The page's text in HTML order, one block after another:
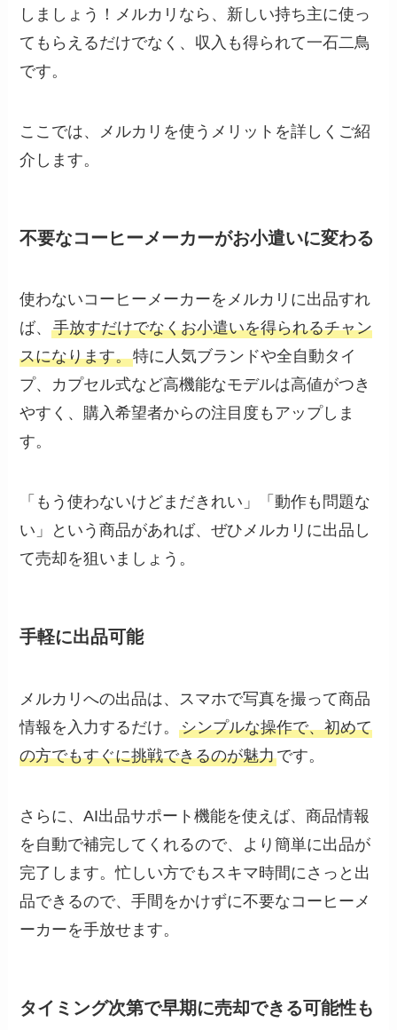
しましょう！メルカリなら、新しい持ち主に使っ
てもらえるだけでなく、収入も得られて一石二鳥
です。
ここでは、メルカリを使うメリットを詳しくご紹
介します。
不要なコーヒーメーカーがお小遣いに変わる
使わないコーヒーメーカーをメルカリに出品すれ
ば、手放すだけでなくお小遣いを得られるチャン
スになります。特に人気ブランドや全自動タイ
プ、カプセル式など高機能なモデルは高値がつき
やすく、購入希望者からの注目度もアップしま
す。
「もう使わないけどまだきれい」「動作も問題な
い」という商品があれば、ぜひメルカリに出品し
て売却を狙いましょう。
手軽に出品可能
メルカリへの出品は、スマホで写真を撮って商品
情報を入力するだけ。シンプルな操作で、初めて
の方でもすぐに挑戦できるのが魅力です。
さらに、AI出品サポート機能を使えば、商品情報
を自動で補完してくれるので、より簡単に出品が
完了します。忙しい方でもスキマ時間にさっと出
品できるので、手間をかけずに不要なコーヒーメ
ーカーを手放せます。
タイミング次第で早期に売却できる可能性も